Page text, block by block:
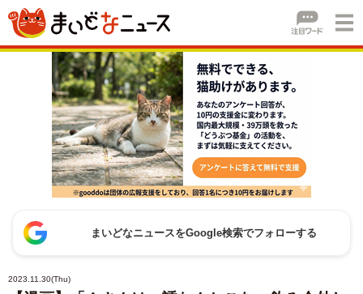
まいどなニュースをGoogle検索でフォローする
2023.11.30(Thu)